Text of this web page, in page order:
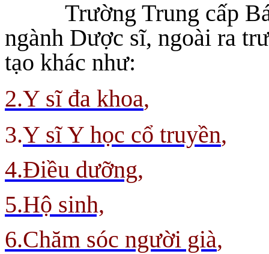
Trường Trung cấp
ngành Dược sĩ, ngoài ra
tạo khác như:
2.Y sĩ đa khoa,
3.Y sĩ Y học cổ truyền,
4.Điều dưỡng,
5.Hộ sinh,
6.Chăm sóc người già,